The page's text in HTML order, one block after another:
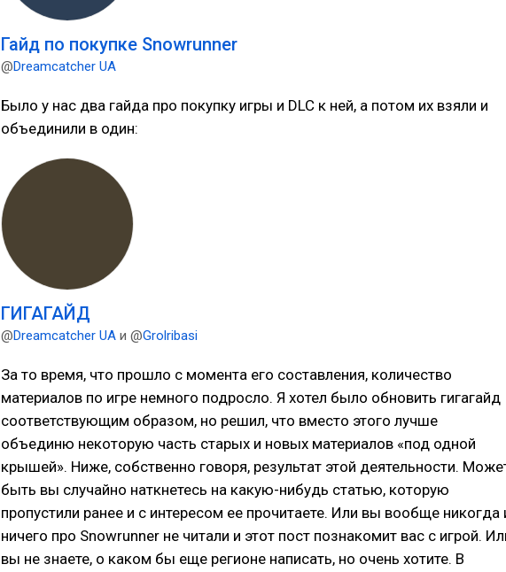
Гайд по покупке Snowrunner
@Dreamcatcher UA
Было у нас два гайда про покупку игры и DLC к ней, а потом их взяли и
объединили в один:
ГИГАГАЙД
@Dreamcatcher UA и @Grolribasi
За то время, что прошло с момента его составления, количество
материалов по игре немного подросло. Я хотел было обновить гигагайд
соответствующим образом, но решил, что вместо этого лучше
объединю некоторую часть старых и новых материалов «под одной
крышей». Ниже, собственно говоря, результат этой деятельности.
быть вы случайно наткнетесь на какую-нибудь статью, которую
пропустили ранее и с интересом ее прочитаете. Или вы вообще никогда
ничего про Snowrunner не читали и этот пост познакомит вас с игрой.
вы не знаете, о каком бы еще регионе написать, но очень хотите. В